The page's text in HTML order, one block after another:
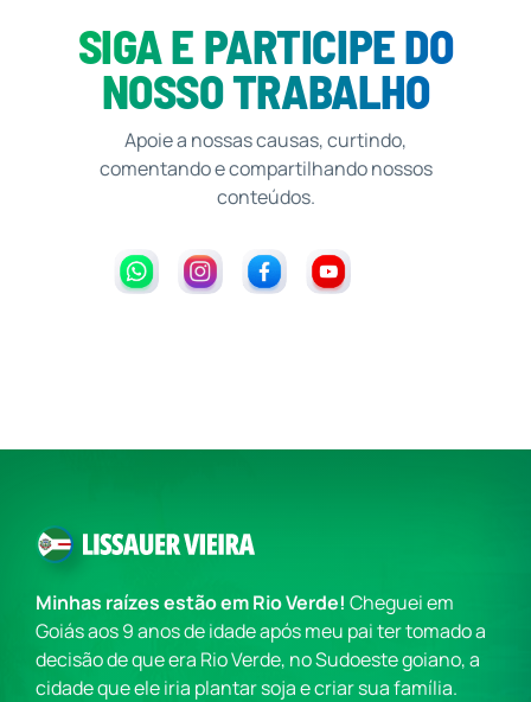
SIGA E PARTICIPE DO
NOSSO TRABALHO
Apoie a nossas causas, curtindo,
comentando e compartilhando nossos
conteúdos.
Minhas raízes estão em Rio Verde! Cheguei em
Goiás aos 9 anos de idade após meu pai ter tomado a
decisão de que era Rio Verde, no Sudoeste goiano, a
cidade que ele iria plantar soja e criar sua família.